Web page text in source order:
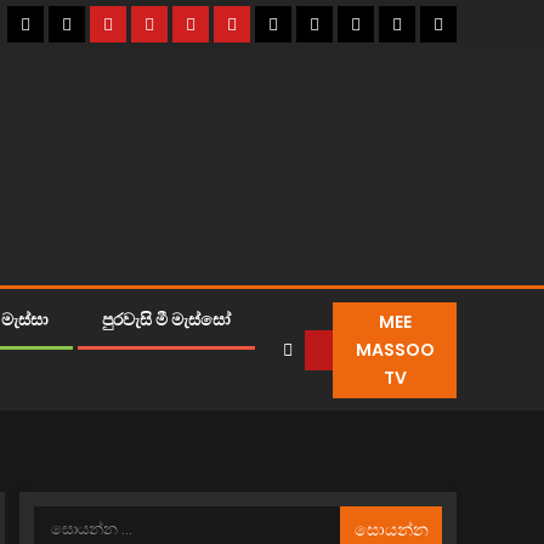
පුරවැසි මී මැස්සෝ
MEE
MASSOO
TV